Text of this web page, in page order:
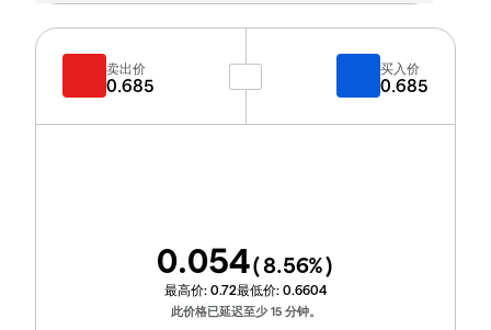
卖出价
0.685
买入价
0.685
0.054(8.56%)
最高价: 0.72最低价: 0.6604
此价格已延迟至少 15 分钟。